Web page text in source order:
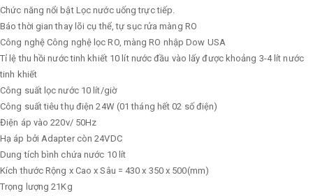
Chức năng nổi bật Lọc nước uống trực tiếp.
Báo thời gian thay lõi cụ thể, tự sục rửa màng RO
Công nghệ Công nghệ lọc RO, màng RO nhập Dow USA
Tỉ lệ thu hồi nước tinh khiết 10 lít nước đầu vào lấy được khoảng 3-4 lít nước
tinh khiết
Công suất lọc nước 10 lít/giờ
Công suất tiêu thụ điện 24W (01 tháng hết 02 số điện)
Điện áp vào 220v/ 50Hz
Hạ áp bởi Adapter còn 24VDC
Dung tích bình chứa nước 10 lít
Kích thước Rộng x Cao x Sâu = 430 x 350 x 500(mm)
Trọng lượng 21Kg